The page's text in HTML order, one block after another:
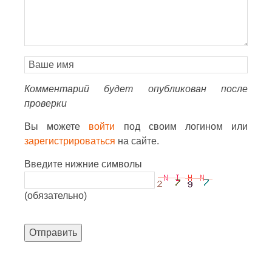
Комментарий будет опубликован после
проверки
Вы можете войти под своим логином или
зарегистрироваться на сайте.
Введите нижние символы
(обязательно)
Отправить